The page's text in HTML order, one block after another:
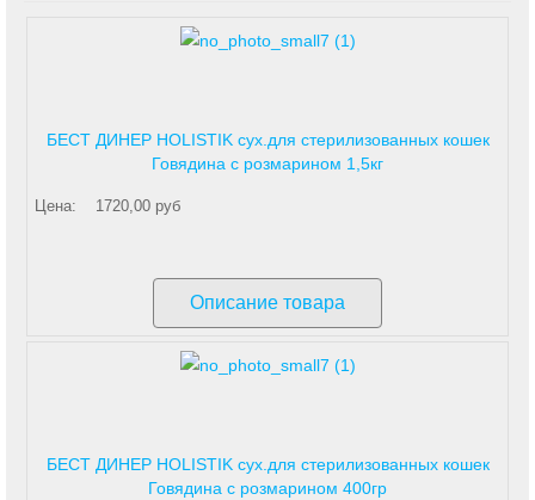
БЕСТ ДИНЕР HOLISTIK сух.для стерилизованных кошек
Говядина с розмарином 1,5кг
Цена: 1720,00 руб
Описание товара
БЕСТ ДИНЕР HOLISTIK сух.для стерилизованных кошек
Говядина с розмарином 400гр